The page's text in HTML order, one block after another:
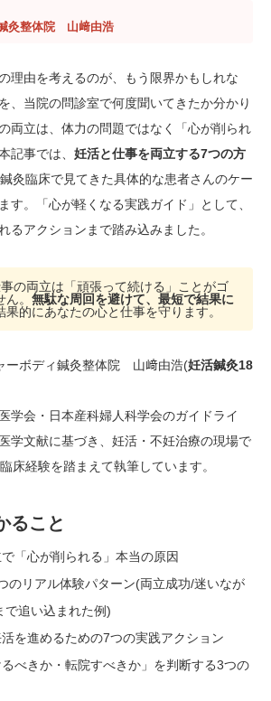
灸整体院 山﨑由浩
理由を考えるのが、もう限界かもしれな
当院の問診室で何度聞いてきたか分かり
両立は、体力の問題ではなく「心が削られ
記事では、 妊活と仕事を両立する7つの方
灸臨床で見てきた具体的な患者さんのケー
す。「心が軽くなる実践ガイド」として、
るアクションまで踏み込みました。
の両立は「頑張って続ける」ことがゴ
。 無駄な周回を避けて、最短で結果に
果的にあなたの心と仕事を守ります。
ーボディ鍼灸整体院 山﨑由浩(妊活鍼灸18
学会・日本産科婦人科学会のガイドライ
学文献に基づき、妊活・不妊治療の現場で
床経験を踏まえて執筆しています。
ること
「心が削られる」本当の原因
のリアル体験パターン(両立成功/迷いなが
で追い込まれた例)
を進めるための7つの実践アクション
るべきか・転院すべきか」を判断する3つの